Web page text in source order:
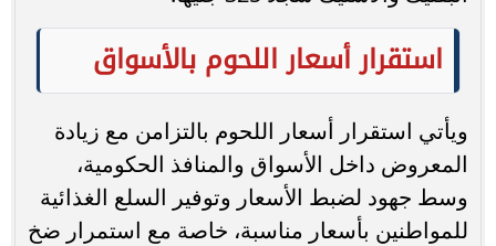
استقرار أسعار اللحوم بالأسواق
ويأتي استقرار أسعار اللحوم بالتزامن مع زيادة
المعروض داخل الأسواق والمنافذ الحكومية،
وسط جهود لضبط الأسعار وتوفير السلع الغذائية
للمواطنين بأسعار مناسبة، خاصة مع استمرار ضخ